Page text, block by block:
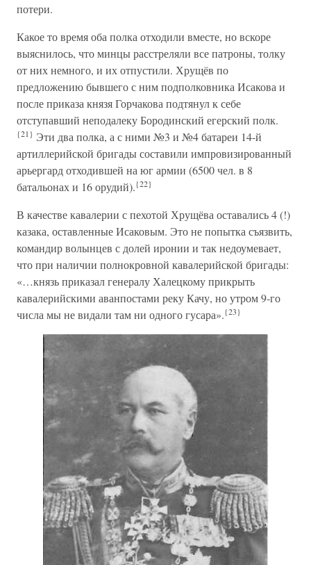
потери.
Какое то время оба полка отходили вместе, но вскоре
выяснилось, что минцы расстреляли все патроны, толку
от них немного, и их отпустили. Хрущёв по
предложению бывшего с ним подполковника Исакова и
после приказа князя Горчакова подтянул к себе
отступавший неподалеку Бородинский егерский полк.
{21} Эти два полка, а с ними №3 и №4 батареи 14-й
артиллерийской бригады составили импровизированный
арьергард отходившей на юг армии (6500 чел. в 8
батальонах и 16 орудий).{22}
В качестве кавалерии с пехотой Хрущёва оставались 4 (!)
казака, оставленные Исаковым. Это не попытка съязвить,
командир волынцев с долей иронии и так недоумевает,
что при наличии полнокровной кавалерийской бригады:
«…князь приказал генералу Халецкому прикрыть
кавалерийскими аванпостами реку Качу, но утром 9-го
числа мы не видали там ни одного гусара».{23}